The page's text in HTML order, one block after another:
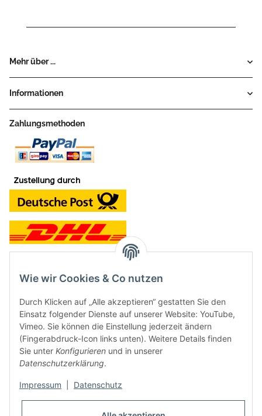
Mehr über ...
Informationen
Zahlungsmethoden
Neben dem Onlineshop haben wir ein Ladengeschäft in Hütten:
Frontline Games
Färbereiweg 3A
24358 Hütten
Wie wir Cookies & Co nutzen
Durch Klicken auf „Alle akzeptieren“ gestatten Sie den
Einsatz folgender Dienste auf unserer Website: YouTube,
Vimeo. Sie können die Einstellung jederzeit ändern
(Fingerabdruck-Icon links unten). Weitere Details finden
Sie unter Konfigurieren und in unserer
Datenschutzerklärung.
Impressum Datenschutz